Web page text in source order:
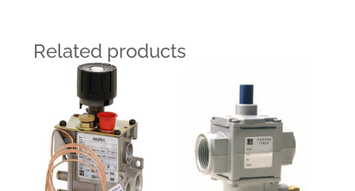
Related products